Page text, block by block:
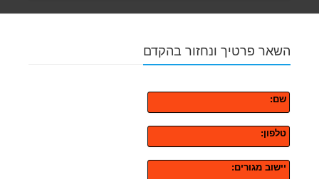
השאר פרטיך ונחזור בהקדם
שם:
טלפון:
יישוב מגורים: